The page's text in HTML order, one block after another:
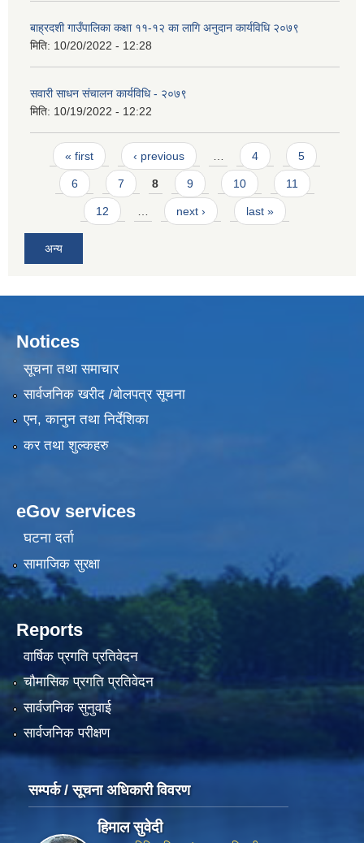
बाह्रदशी गाउँपालिका कक्षा ११-१२ का लागि अनुदान कार्यविधि २०७९
मिति: 10/20/2022 - 12:28
सवारी साधन संचालन कार्यविधि - २०७९
मिति: 10/19/2022 - 12:22
Pages
« first ‹ previous 4 5
6 7 8 9 10 11
12 next › last »
अन्य
Notices
सूचना तथा समाचार
सार्वजनिक खरीद /बोलपत्र सूचना
एन, कानुन तथा निर्देशिका
कर तथा शुल्कहरु
eGov services
घटना दर्ता
सामाजिक सुरक्षा
Reports
वार्षिक प्रगति प्रतिवेदन
चौमासिक प्रगति प्रतिवेदन
सार्वजनिक सुनुवाई
सार्वजनिक परीक्षण
सम्पर्क / सूचना अधिकारी विवरण
हिमाल सुवेदी